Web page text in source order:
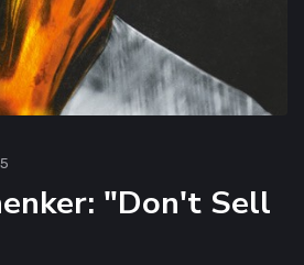
"Don't Sell